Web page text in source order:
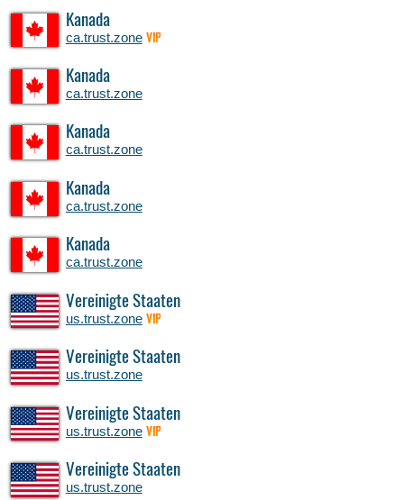
Kanada
ca.trust.zone VIP
Kanada
ca.trust.zone
Kanada
ca.trust.zone
Kanada
ca.trust.zone
Kanada
ca.trust.zone
Vereinigte Staaten
us.trust.zone VIP
Vereinigte Staaten
us.trust.zone
Vereinigte Staaten
us.trust.zone VIP
Vereinigte Staaten
us.trust.zone